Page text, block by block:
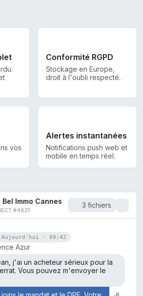
Bel Immo Cannes
#4821
3 fichiers
Aujourd'hui · 09:42
Azur
j'ai un acheteur sérieux pour la
Vous pouvez m'envoyer le
JL
Conformité RGPD
Stockage en Europe,
droit à l'oubli respecté.
vos
Alertes instantanées
Notifications push web et
mobile en temps réel.